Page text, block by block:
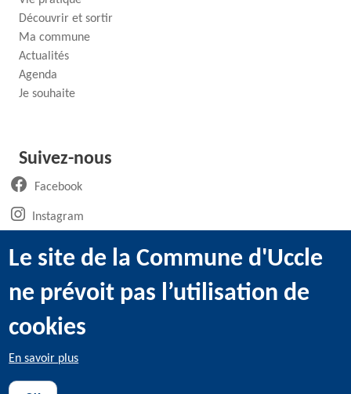
Découvrir et sortir
Ma commune
Actualités
Agenda
Je souhaite
Suivez-nous
Facebook(ouvre un nouvel onglet)
Instagram(ouvre un nouvel onglet)
LinkedIn
Youtube(ouvre un nouvel onglet)
@2022 Administration communale d’Uccle -
Le site de la Commune d'Uccle
ne prévoit pas l’utilisation de
cookies
En savoir plus